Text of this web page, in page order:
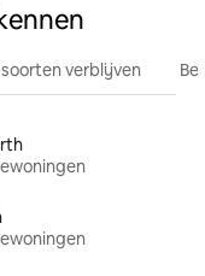
verblijven